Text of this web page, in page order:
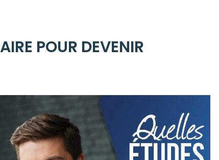
POUR DEVENIR